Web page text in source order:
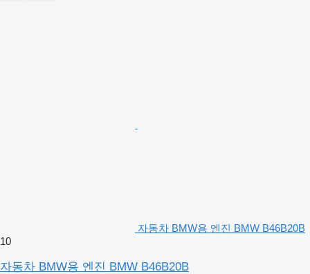
자동차 BMW용 엔진 BMW B46B20B
10
자동차 BMW용 엔진 BMW B46B20B